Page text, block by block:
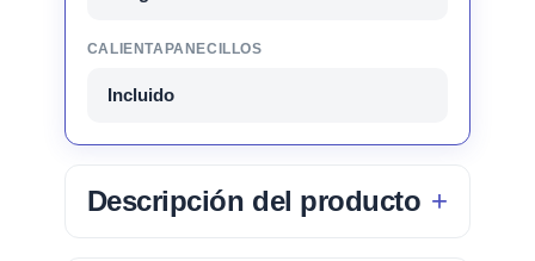
CALIENTAPANECILLOS
Incluido
Descripción del producto